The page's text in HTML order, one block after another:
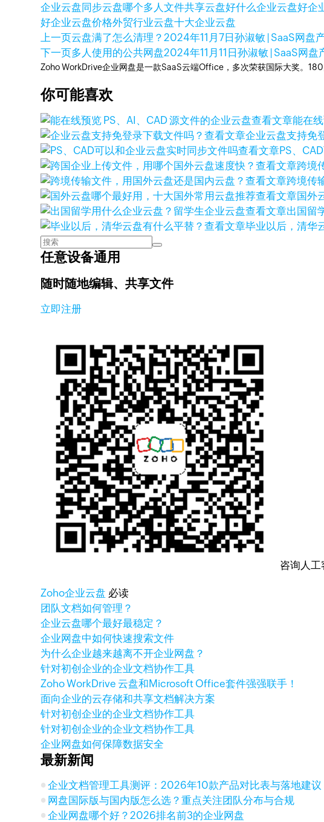
企业云盘同步云盘哪个多人文件共享云盘好什么企业云盘好企
好企业云盘价格外贸行业云盘十大企业云盘
上一页云盘满了怎么清理？2024年11月7日孙淑敏 | SaaS网盘
下一页多人使用的公共网盘2024年11月11日孙淑敏 | SaaS网盘
Zoho WorkDrive企业网盘是一款SaaS云端Office，多次荣获国际大奖。
你可能喜欢
查看文章能在
查看文章企业云盘支持免
查看文章PS、
查看文章跨境
查看文章跨境传
查看文章国外
查看文章出国留
查看文章毕业以后，清华
任意设备通用
随时随地编辑、共享文件
立即注册
咨询人工
Zoho企业云盘 必读
团队文档如何管理？
企业云盘哪个最好最稳定？
企业网盘中如何快速搜索文件
为什么企业越来越离不开企业网盘？
针对初创企业的企业文档协作工具
Zoho WorkDrive 云盘和Microsoft Office套件强强联手！
面向企业的云存储和共享文档解决方案
针对初创企业的企业文档协作工具
针对初创企业的企业文档协作工具
企业网盘如何保障数据安全
最新新闻
企业文档管理工具测评：2026年10款产品对比表与落地建议
网盘国际版与国内版怎么选？重点关注团队分布与合规
企业网盘哪个好？2026排名前3的企业网盘